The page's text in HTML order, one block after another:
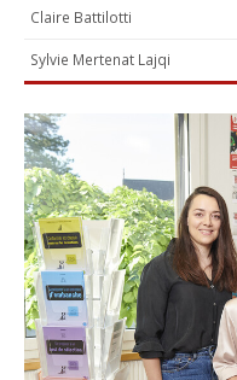
Claire Battilotti
Sylvie Mertenat Lajqi